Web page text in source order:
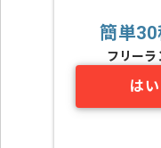
簡単
フリー
はい